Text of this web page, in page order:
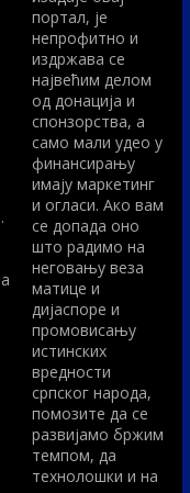
портал, је
непрофитно и
издржава се
највећим делом
од донација и
спонзорства, а
само мали удео у
финансирању
имају маркетинг
и огласи. Ако вам
се допада оно
што радимо на
неговању веза
матице и
дијаспоре и
промовисању
истинских
вредности
српског народа,
помозите да се
развијамо бржим
темпом, да
технолошки и на